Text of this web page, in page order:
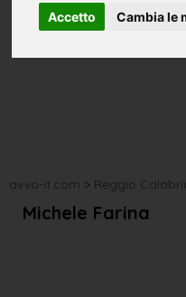
Accetto Cambia le
avvo-it.com > Reggio
Michele Farina